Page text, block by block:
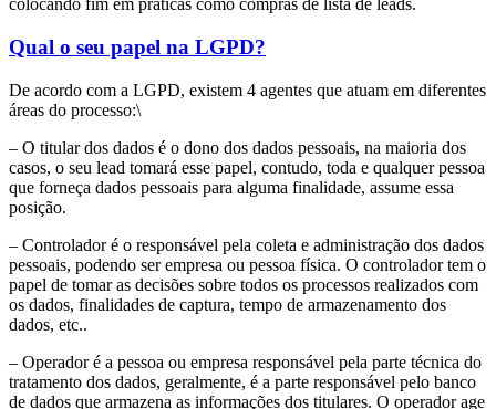
colocando fim em práticas como compras de lista de leads.
Qual o seu papel na LGPD?
De acordo com a LGPD, existem 4 agentes que atuam em diferentes
áreas do processo:\
– O titular dos dados é o dono dos dados pessoais, na maioria dos
casos, o seu lead tomará esse papel, contudo, toda e qualquer pessoa
que forneça dados pessoais para alguma finalidade, assume essa
posição.
– Controlador é o responsável pela coleta e administração dos dados
pessoais, podendo ser empresa ou pessoa física. O controlador tem o
papel de tomar as decisões sobre todos os processos realizados com
os dados, finalidades de captura, tempo de armazenamento dos
dados, etc..
– Operador é a pessoa ou empresa responsável pela parte técnica do
tratamento dos dados, geralmente, é a parte responsável pelo banco
de dados que armazena as informações dos titulares. O operador age